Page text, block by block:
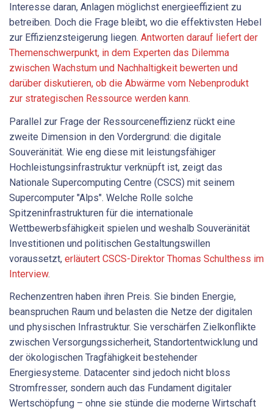
Interesse daran, Anlagen möglichst energieeffizient zu
betreiben. Doch die Frage bleibt, wo die effektivsten Hebel
zur Effizienzsteigerung liegen. Antworten darauf liefert der
Themenschwerpunkt, in dem Experten das Dilemma
zwischen Wachstum und Nachhaltigkeit bewerten und
darüber diskutieren, ob die Abwärme vom Nebenprodukt
zur strategischen Ressource werden kann.
Parallel zur Frage der Ressourceneffizienz rückt eine
zweite Dimension in den Vordergrund: die digitale
Souveränität. Wie eng diese mit leistungsfähiger
Hochleistungsin­frastruktur verknüpft ist, zeigt das
Nationale Supercomputing Centre (CSCS) mit seinem
Supercomputer "Alps". Welche Rolle solche
Spitzeninfrastrukturen für die internationale
Wettbewerbsfähigkeit spielen und weshalb Souveränität
Investitionen und politischen Gestaltungswillen
voraussetzt, erläutert CSCS-Direktor Thomas Schulthess im
Interview.
Rechenzentren haben ihren Preis. Sie binden Energie,
beanspruchen Raum und belasten die Netze der digitalen
und physischen Infrastruktur. Sie verschärfen Zielkonflikte
zwischen Versorgungssicherheit, Standortentwicklung und
der ökologischen Tragfähigkeit bestehender
Energiesysteme. Datacenter sind jedoch nicht bloss
Stromfresser, sondern auch das Fundament digitaler
Wertschöpfung – ohne sie stünde die moderne Wirtschaft